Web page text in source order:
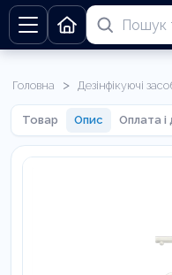
Головна > Дезінфікуючі
Товар Опис Оплата і